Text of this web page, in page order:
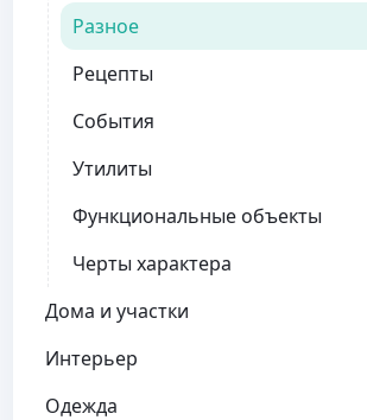
Разное
Рецепты
События
Утилиты
Функциональные объекты
Черты характера
Дома и участки
Интерьер
Одежда